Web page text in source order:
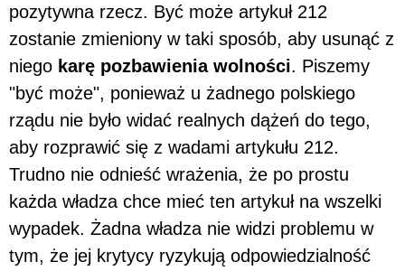
pozytywna rzecz. Być może artykuł 212
zostanie zmieniony w taki sposób, aby usunąć z
niego karę pozbawienia wolności. Piszemy
"być może", ponieważ u żadnego polskiego
rządu nie było widać realnych dążeń do tego,
aby rozprawić się z wadami artykułu 212.
Trudno nie odnieść wrażenia, że po prostu
każda władza chce mieć ten artykuł na wszelki
wypadek. Żadna władza nie widzi problemu w
tym, że jej krytycy ryzykują odpowiedzialność